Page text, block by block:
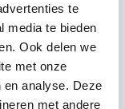
te
media te bieden
Ook delen we
met onze
analyse. Deze
met andere